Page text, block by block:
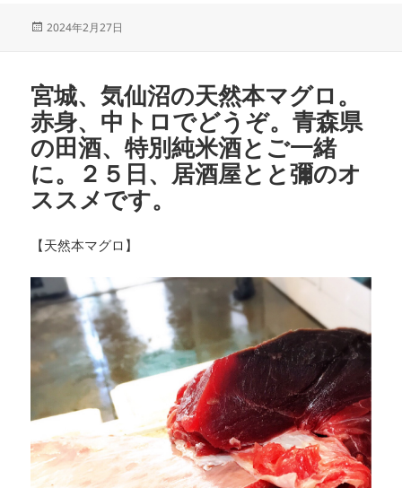
投
2024年2月27日
宮城、気仙沼の天然本マグロ。
赤身、中トロでどうぞ。青森県
の田酒、特別純米酒とご一緒
に。２５日、居酒屋とと彌のオ
ススメです。
【天然本マグロ】